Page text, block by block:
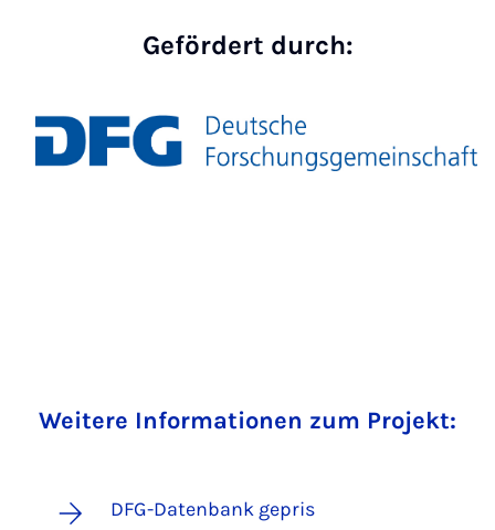
Gefördert durch:
Weitere Informationen zum Projekt:
DFG-Datenbank gepris